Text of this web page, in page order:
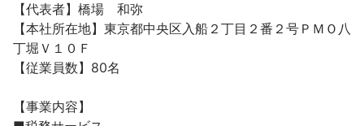
【代表者】橋場　和弥
【本社所在地】東京都中央区入船２丁目２番２号ＰＭＯ八
丁堀Ｖ１０Ｆ
【従業員数】80名
【事業内容】